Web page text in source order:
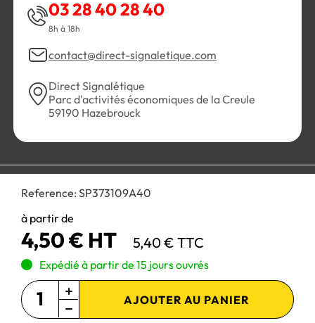
Reference: SP373109A40
à partir de
4,50 € HT 5,40 € TTC
Expédié à partir de 15 jours ouvrés
AJOUTER AU PANIER
03 28 40 28 40
8h à 18h
contact@direct-signaletique.com
Direct Signalétique
Parc d'activités économiques de la Creule
59190 Hazebrouck
Personnaliser les cookies
Paiement 100% sécurisé :
Site réservé aux professionnels